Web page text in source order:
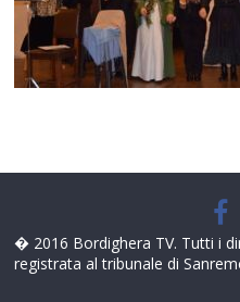
� 2016 Bordighera TV. Tutti i
registrata al tribunale di